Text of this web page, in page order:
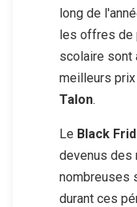
long de
les offres de
scolaire sont
meilleurs
Talon.
Le Black
devenus des
nombreuses
durant ces